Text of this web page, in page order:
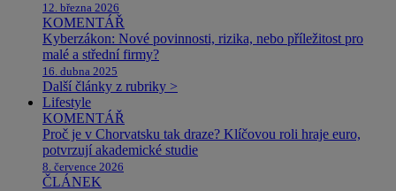
12. března 2026
KOMENTÁŘ
Kyberzákon: Nové povinnosti, rizika, nebo příležitost pro
malé a střední firmy?
16. dubna 2025
Další články z rubriky >
Lifestyle
KOMENTÁŘ
Proč je v Chorvatsku tak draze? Klíčovou roli hraje euro,
potvrzují akademické studie
8. července 2026
ČLÁNEK